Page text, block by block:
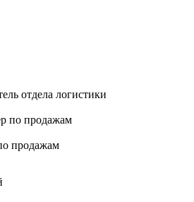
отдела логистики
по продажам
продажам